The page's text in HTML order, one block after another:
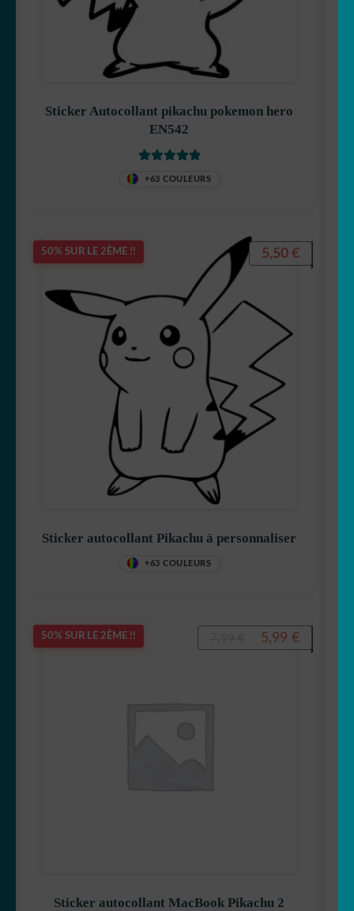
Sticker Autocollant pikachu pokemon hero
EN542
+63 COULEURS
50% SUR LE 2ÈME !!
Sticker autocollant Pikachu à personnaliser
+63 COULEURS
5,50 €
50% SUR LE 2ÈME !!
Sticker autocollant MacBook Pikachu 2
Le5,99 €Le